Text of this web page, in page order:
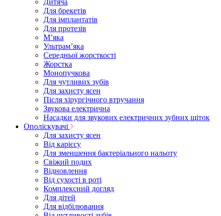
Дитяча
Для брекетів
Для імплантатів
Для протезів
Мʼяка
Ультрамʼяка
Середньої жорсткості
Жорстка
Монопучкова
Для чутливих зубів
Для захисту ясен
Після хірургічного втручання
Звукова електрична
Насадки для звукових електричних зубних щіток
Ополіскувачі
Для захисту ясен
Від карієсу
Для зменшення бактеріального нальоту
Свіжий подих
Відновлення
Від сухості в роті
Комплексний догляд
Для дітей
Для відбілювання